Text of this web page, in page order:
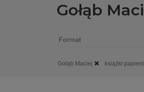
Gołąb
Gołąb Maciej książki